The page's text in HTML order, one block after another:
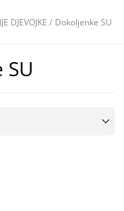
DJEVOJKE / Dokoljenke SU